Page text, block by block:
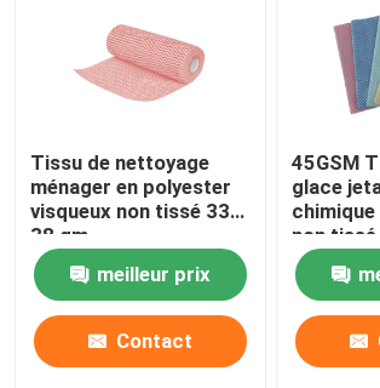
Nappe non-tissée
Tissu de nettoyage ménager
Chiffons de nettoyage de Spunlace
Tissu industriel à usage lourd
Chiffons de nettoyage jetables
Tissu de nettoyage
ménager en polyester
visqueux non tissé 33-
38 gm
meilleur prix
Contact
45GSM
glace
non tissé